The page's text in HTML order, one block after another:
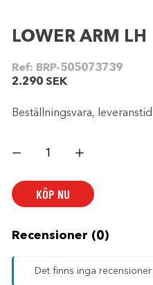
LOWER ARM LH
Ref: BRP-505073739
2.290 SEK
Beställningsvara,
ARM
KÖP NU
Recensioner (0)
Det finns inga recensioner